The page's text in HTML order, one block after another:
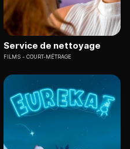
Service de nettoyage
FILMS COURT-MÉTRAGE